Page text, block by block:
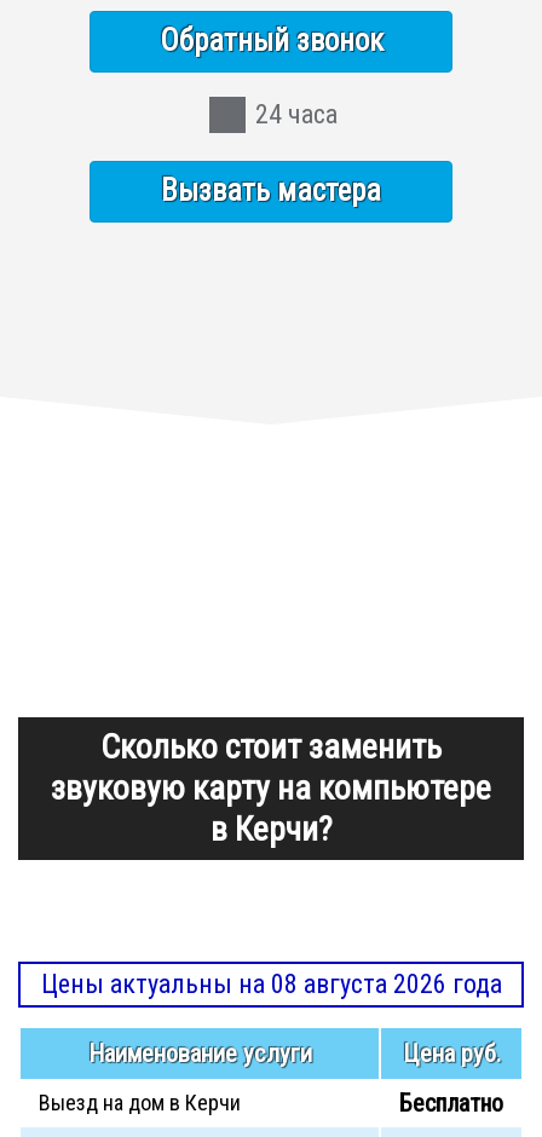
Обратный звонок
24 часа
Вызвать мастера
Сколько стоит заменить
звуковую карту на компьютере
в Керчи?
Цены актуальны на 08 августа 2026 года
Наименование услуги Цена руб.
Выезд на дом в Керчи Бесплатно